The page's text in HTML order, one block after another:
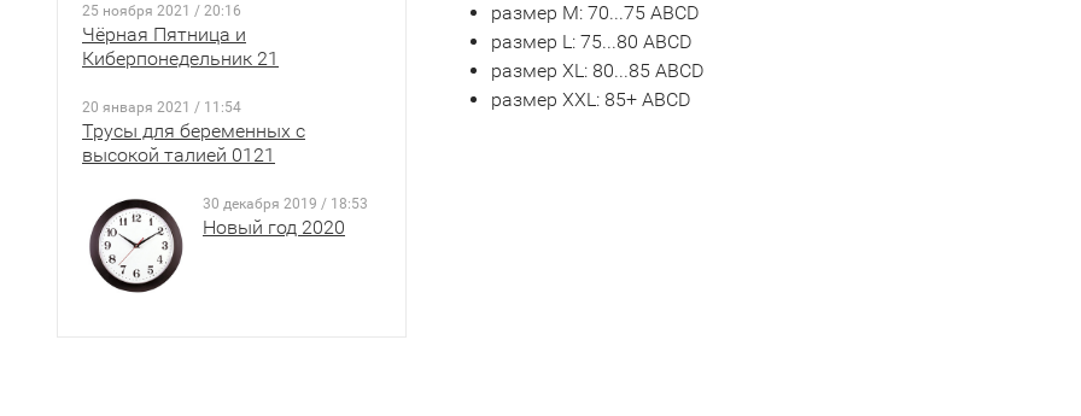
25 ноября 2021 / 20:16
Чёрная Пятница и
Киберпонедельник 21
20 января 2021 / 11:54
Трусы для беременных с
высокой талией 0121
30 декабря 2019 / 18:53
Новый год 2020
размер М: 70...75 ABCD
размер L: 75...80 ABCD
размер XL: 80...85 ABCD
размер XXL: 85+ ABCD